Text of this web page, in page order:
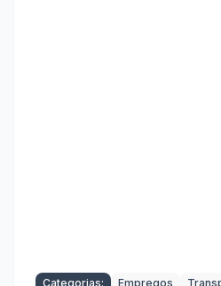
Categorias: Empregos